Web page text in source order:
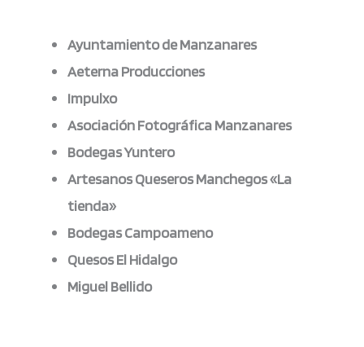
Ayuntamiento de Manzanares
Aeterna Producciones
Impulxo
Asociación Fotográfica Manzanares
Bodegas Yuntero
Artesanos Queseros Manchegos «La
tienda»
Bodegas Campoameno
Quesos El Hidalgo
Miguel Bellido